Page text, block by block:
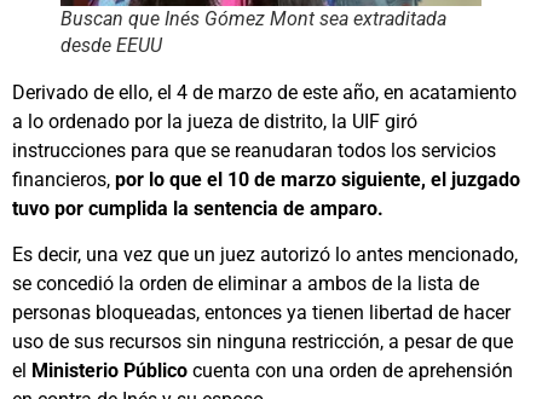
Buscan que Inés Gómez Mont sea extraditada
desde EEUU
Derivado de ello, el 4 de marzo de este año, en acatamiento
a lo ordenado por la jueza de distrito, la UIF giró
instrucciones para que se reanudaran todos los servicios
financieros, por lo que el 10 de marzo siguiente, el juzgado
tuvo por cumplida la sentencia de amparo.
Es decir, una vez que un juez autorizó lo antes mencionado,
se concedió la orden de eliminar a ambos de la lista de
personas bloqueadas, entonces ya tienen libertad de hacer
uso de sus recursos sin ninguna restricción, a pesar de que
el Ministerio Público cuenta con una orden de aprehensión